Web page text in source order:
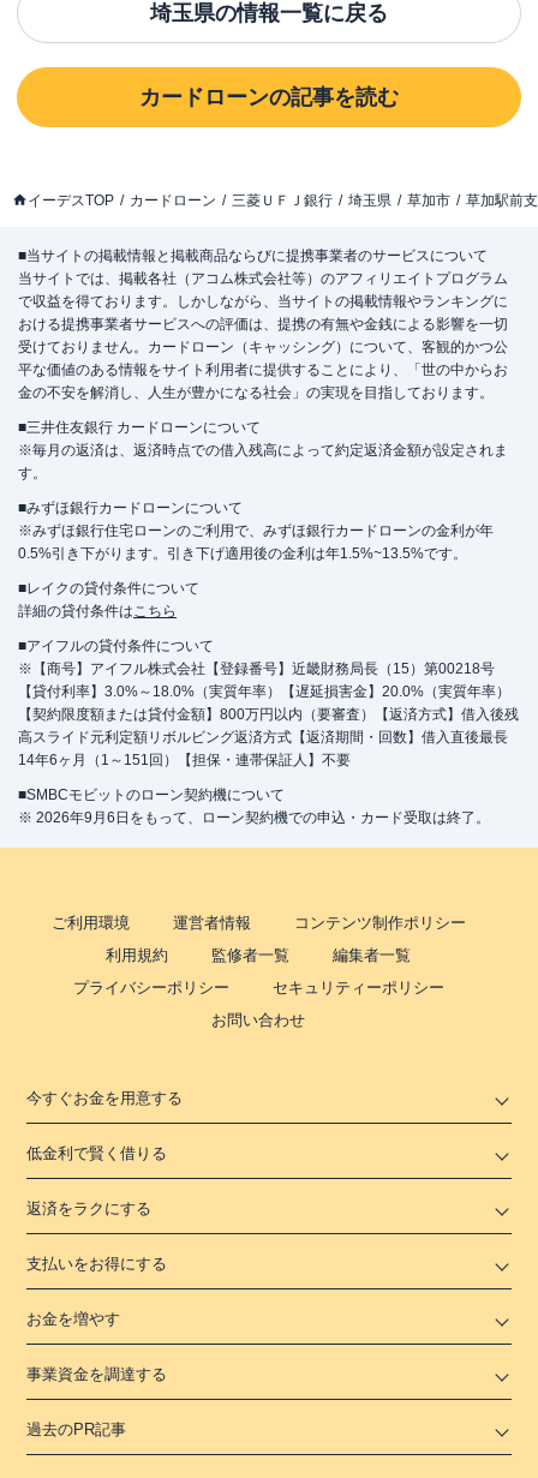
埼玉県の情報一覧に戻る
カードローンの記事を読む
イーデスTOP カードローン 三菱ＵＦＪ銀行 埼玉県 草加市 草加駅前
■当サイトの掲載情報と掲載商品ならびに提携事業者のサービスについて
当サイトでは、掲載各社（アコム株式会社等）のアフィリエイトプログラム
で収益を得ております。しかしながら、当サイトの掲載情報やランキングに
おける提携事業者サービスへの評価は、提携の有無や金銭による影響を一切
受けておりません。カードローン（キャッシング）について、客観的かつ公
平な価値のある情報をサイト利用者に提供することにより、「世の中からお
金の不安を解消し、人生が豊かになる社会」の実現を目指しております。
■三井住友銀行 カードローンについて
※毎月の返済は、返済時点での借入残高によって約定返済金額が設定されま
す。
■みずほ銀行カードローンについて
※みずほ銀行住宅ローンのご利用で、みずほ銀行カードローンの金利が年
0.5%引き下がります。引き下げ適用後の金利は年1.5%~13.5%です。
■レイクの貸付条件について
詳細の貸付条件はこちら
■アイフルの貸付条件について
※【商号】アイフル株式会社【登録番号】近畿財務局長（15）第00218号
【貸付利率】3.0%～18.0%（実質年率）【遅延損害金】20.0%（実質年率）
【契約限度額または貸付金額】800万円以内（要審査）【返済方式】借入後残
高スライド元利定額リボルビング返済方式【返済期間・回数】借入直後最長
14年6ヶ月（1～151回）【担保・連帯保証人】不要
■SMBCモビットのローン契約機について
※ 2026年9月6日をもって、ローン契約機での申込・カード受取は終了。
ご利用環境 運営者情報
コンテンツ制作ポリシー
利用規約
監修者一覧
編集者一覧
プライバシーポリシー
セキュリティーポリシー
お問い合わせ
今すぐお金を用意する
低金利で賢く借りる
返済をラクにする
支払いをお得にする
お金を増やす
事業資金を調達する
過去のPR記事